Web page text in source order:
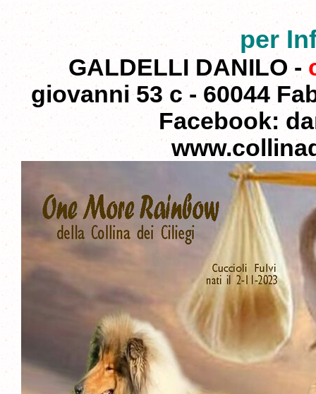
per
GALDELLI DANILO -
giovanni 53 c - 60044
Facebook: